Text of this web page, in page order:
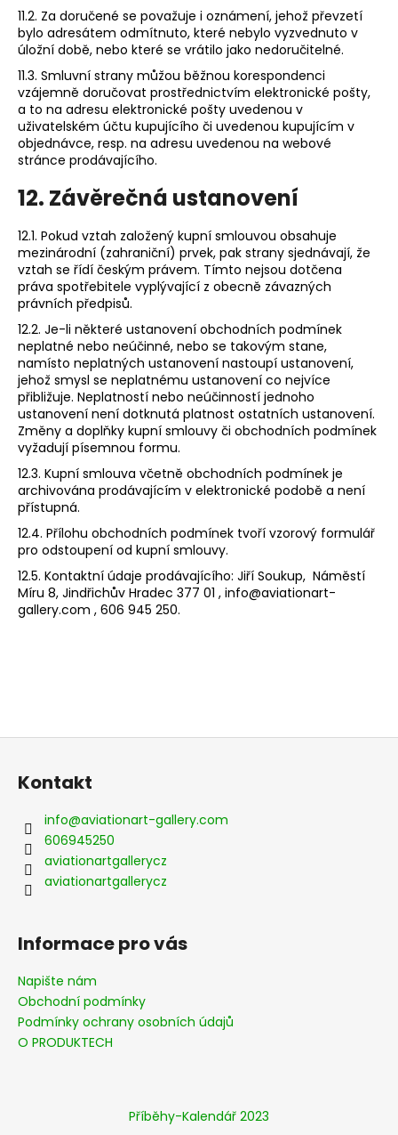
11.2. Za doručené se považuje i oznámení, jehož převzetí
bylo adresátem odmítnuto, které nebylo vyzvednuto v
úložní době, nebo které se vrátilo jako nedoručitelné.
11.3. Smluvní strany můžou běžnou korespondenci
vzájemně doručovat prostřednictvím elektronické pošty,
a to na adresu elektronické pošty uvedenou v
uživatelském účtu kupujícího či uvedenou kupujícím v
objednávce, resp. na adresu uvedenou na webové
stránce prodávajícího.
12. Závěrečná ustanovení
12.1. Pokud vztah založený kupní smlouvou obsahuje
mezinárodní (zahraniční) prvek, pak strany sjednávají, že
vztah se řídí českým právem. Tímto nejsou dotčena
práva spotřebitele vyplývající z obecně závazných
právních předpisů.
12.2. Je-li některé ustanovení obchodních podmínek
neplatné nebo neúčinné, nebo se takovým stane,
namísto neplatných ustanovení nastoupí ustanovení,
jehož smysl se neplatnému ustanovení co nejvíce
přibližuje. Neplatností nebo neúčinností jednoho
ustanovení není dotknutá platnost ostatních ustanovení.
Změny a doplňky kupní smlouvy či obchodních podmínek
vyžadují písemnou formu.
12.3. Kupní smlouva včetně obchodních podmínek je
archivována prodávajícím v elektronické podobě a není
přístupná.
12.4. Přílohu obchodních podmínek tvoří vzorový formulář
pro odstoupení od kupní smlouvy.
12.5. Kontaktní údaje prodávajícího: Jiří Soukup, Náměstí
Míru 8, Jindřichův Hradec 377 01 , info@aviationart-
gallery.com , 606 945 250.
Z
Kontakt
info@aviationart-gallery.com
606945250
aviationartgallerycz
aviationartgallerycz
Informace pro vás
Napište nám
Obchodní podmínky
Podmínky ochrany osobních údajů
O PRODUKTECH
Příběhy-Kalendář 2023